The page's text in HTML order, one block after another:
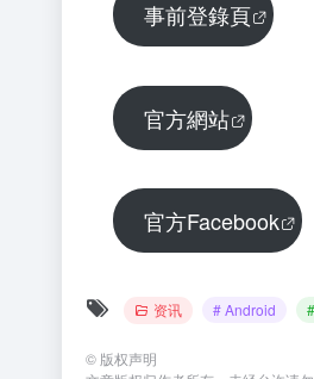
事前登錄頁
官方網站
官方Facebook
资讯 # Android
© 版权声明